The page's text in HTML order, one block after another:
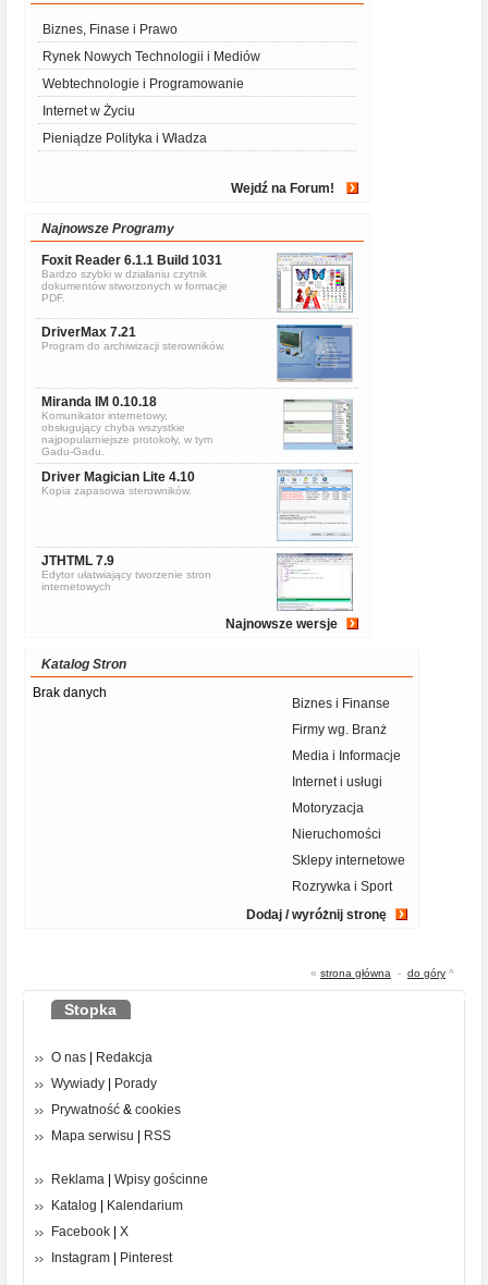
Biznes, Finase i Prawo
Rynek Nowych Technologii i Mediów
Webtechnologie i Programowanie
Internet w Życiu
Pieniądze Polityka i Władza
Wejdź na Forum!
Najnowsze Programy
Foxit Reader 6.1.1 Build 1031
Bardzo szybki w działaniu czytnik
dokumentów stworzonych w formacje
PDF.
DriverMax 7.21
Program do archiwizacji sterowników.
Miranda IM 0.10.18
Komunikator internetowy,
obsługujący chyba wszystkie
najpopularniejsze protokoły, w tym
Gadu-Gadu.
Driver Magician Lite 4.10
Kopia zapasowa sterowników.
JTHTML 7.9
Edytor ułatwiający tworzenie stron
internetowych
Najnowsze wersje
Katalog Stron
Brak danych
Biznes i Finanse
Firmy wg. Branż
Media i Informacje
Internet i usługi
Motoryzacja
Nieruchomości
Sklepy internetowe
Rozrywka i Sport
Dodaj / wyróżnij stronę
« strona główna - do góry ^
Stopka
O nas | Redakcja
Wywiady | Porady
Prywatność & cookies
Mapa serwisu | RSS
Reklama | Wpisy gościnne
Katalog | Kalendarium
Facebook | X
Instagram | Pinterest